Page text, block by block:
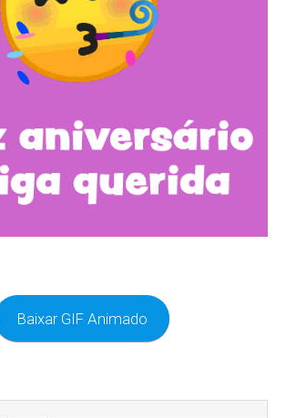
Baixar GIF Animado